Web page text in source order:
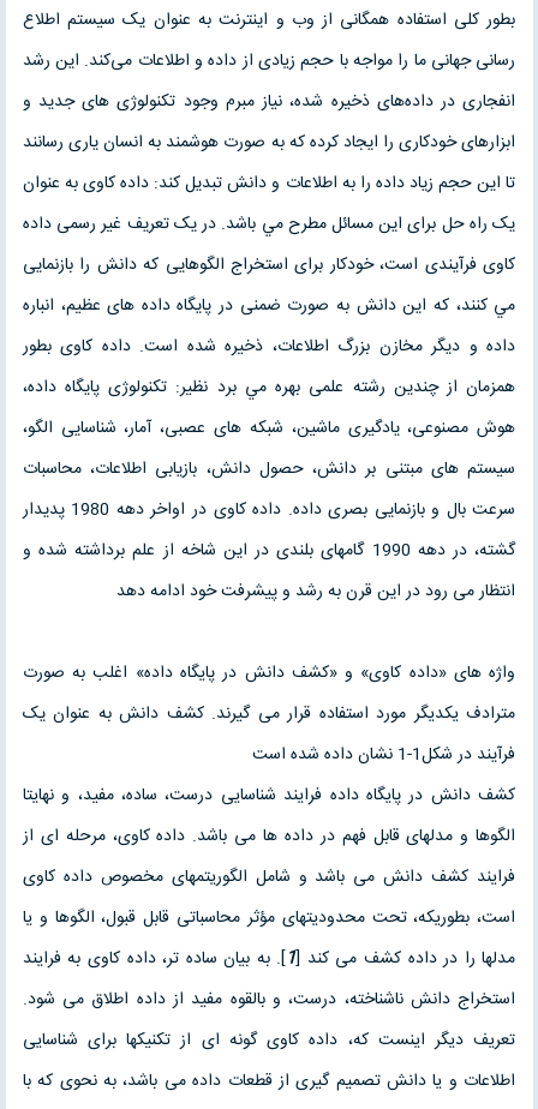
بطور کلی استفاده همگانی از وب و اينترنت به عنوان يک سيستم اطلاع
رسانی جهانی ما را مواجه با حجم زیادی از داده و اطلاعات می‌کند. اين رشد
انفجاری در داده‌های ذخيره شده، نياز مبرم وجود تکنولوژی های جديد و
ابزارهای خودکاری را ايجاد کرده که به صورت هوشمند به انسان ياری رسانند
تا اين حجم زياد داده را به اطلاعات و دانش تبديل کند: داده کاوی به عنوان
يک راه حل برای اين مسائل مطرح مي باشد. در يک تعريف غير رسمی داده
کاوی فرآيندی است، خودکار برای استخراج الگوهايی که دانش را بازنمايی
مي کنند، که اين دانش به صورت ضمنی در پايگاه داده های عظيم، انباره
داده و ديگر مخازن بزرگ اطلاعات، ذخيره شده است. داده کاوی بطور
همزمان از چندين رشته علمی بهره مي برد نظير: تکنولوژی پايگاه داده،
هوش مصنوعی، يادگيری ماشين، شبکه های عصبی، آمار، شناسايی الگو،
سيستم های مبتنی بر دانش، حصول دانش، بازيابی اطلاعات، محاسبات
سرعت بال و بازنمايی بصری داده. داده کاوی در اواخر دهه 1980 پديدار
گشته، در دهه 1990 گامهای بلندی در اين شاخه از علم برداشته شده و
انتظار می رود در اين قرن به رشد و پيشرفت خود ادامه دهد
واژه های «داده کاوی» و «کشف دانش در پایگاه داده» اغلب به صورت
مترادف یکدیگر مورد استفاده قرار می گیرند. کشف دانش به عنوان يک
فرآيند در شکل1-1 نشان داده شده است
کشف دانش در پایگاه داده فرایند شناسایی درست، ساده، مفید، و نهایتا
الگوها و مدلهای قابل فهم در داده ها می باشد. داده کاوی، مرحله ای از
فرایند کشف دانش می باشد و شامل الگوریتمهای مخصوص داده کاوی
است، بطوریکه، تحت محدودیتهای مؤثر محاسباتی قابل قبول، الگوها و یا
مدلها را در داده کشف می کند [‎1]. به بیان ساده تر، داده کاوی به فرایند
استخراج دانش ناشناخته، درست، و بالقوه مفید از داده اطلاق می شود.
تعریف دیگر اینست که، داده کاوی گونه ای از تکنیکها برای شناسایی
اطلاعات و یا دانش تصمیم گیری از قطعات داده می باشد، به نحوی که با